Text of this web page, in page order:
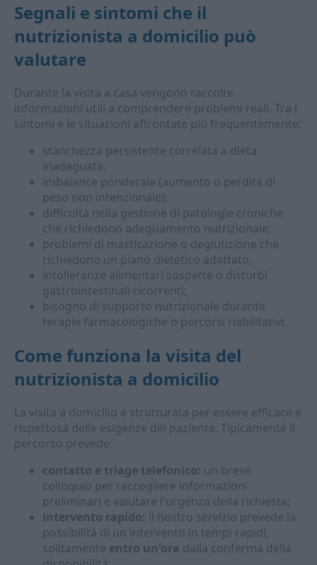
Segnali e sintomi che il
nutrizionista a domicilio può
valutare
Durante la visita a casa vengono raccolte
informazioni utili a comprendere problemi reali. Tra i
sintomi e le situazioni affrontate più frequentemente:
stanchezza persistente correlata a dieta
inadeguata;
imbalance ponderale (aumento o perdita di
peso non intenzionale);
difficoltà nella gestione di patologie croniche
che richiedono adeguamento nutrizionale;
problemi di masticazione o deglutizione che
richiedono un piano dietetico adattato;
intolleranze alimentari sospette o disturbi
gastrointestinali ricorrenti;
bisogno di supporto nutrizionale durante
terapie farmacologiche o percorsi riabilitativi.
Come funziona la visita del
nutrizionista a domicilio
La visita a domicilio è strutturata per essere efficace e
rispettosa delle esigenze del paziente. Tipicamente il
percorso prevede:
contatto e triage telefonico: un breve
colloquio per raccogliere informazioni
preliminari e valutare l'urgenza della richiesta;
intervento rapido: il nostro servizio prevede la
possibilità di un intervento in tempi rapidi,
solitamente entro un'ora dalla conferma della